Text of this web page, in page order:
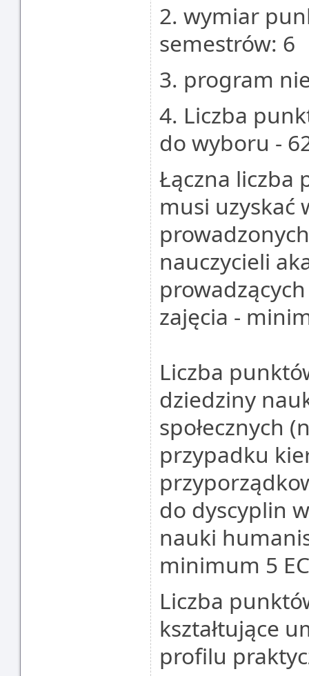
2. wymiar
semestrów: 6
3. program
4. Liczba
do wyboru -
Łączna liczba
musi uzyskać
nauczycieli
prowadzących
zajęcia -
Liczba
dziedziny
społecznych
przypadku
do dyscyplin
nauki
minimum 5
Liczba
kształtujące
profilu